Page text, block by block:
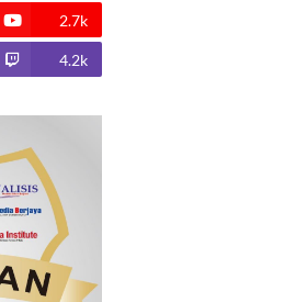
2.7k
4.2k